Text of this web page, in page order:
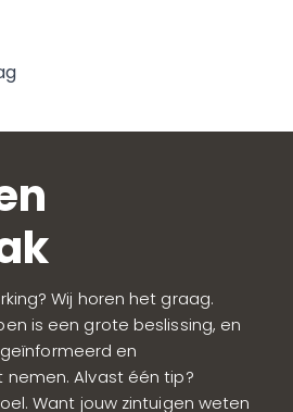
Wij horen het graag.
is een grote beslissing, en
en
Alvast één tip?
Want jouw zintuigen weten